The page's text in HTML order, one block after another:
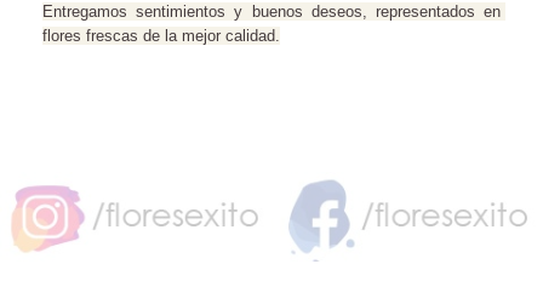
Entregamos sentimientos y buenos deseos, representados en
flores frescas de la mejor calidad.